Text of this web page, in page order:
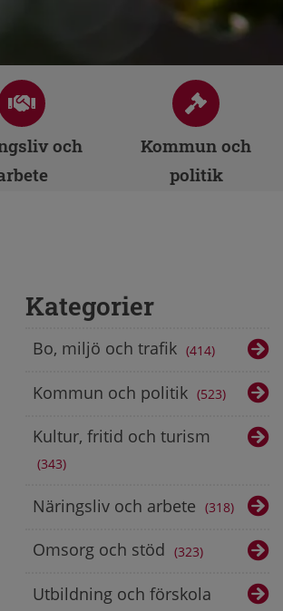
och
Kommun och
politik
Kategorier
Bo, miljö och trafik 414
Kommun och politik 523
Kultur, fritid och turism
343
Näringsliv och arbete 318
Omsorg och stöd 323
Utbildning och förskola